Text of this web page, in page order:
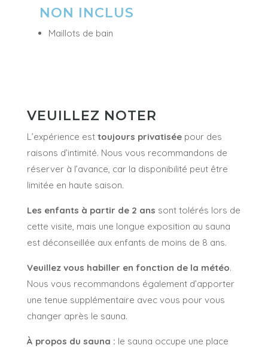
NON INCLUS
Maillots de bain
VEUILLEZ NOTER
L’expérience esttoujours privatiséepour des
raisons d’intimité. Nous vous recommandons de
réserver à l’avance, car la disponibilité peut être
limitée en haute saison.
Les enfants à partir de 2 ans sont tolérés lors de
cette visite, mais une longue exposition au sauna
est déconseillée aux enfants de moins de 8 ans.
Veuillez vous habiller en fonction de la météo.
Nous vous recommandons également d’apporter
une tenue supplémentaire avec vous pour vous
changer après le sauna.
À propos du sauna : le sauna occupe une place